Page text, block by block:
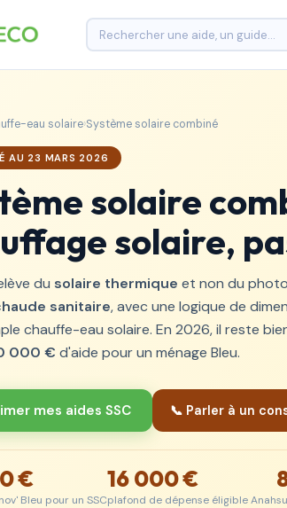
eau solaire›Système solaire combiné
AU 23 MARS 2026
solaire
solaire,
du solaire thermique et non du
sanitaire, avec une logique de
chauffe-eau solaire. En 2026, il reste
000 € d'aide pour un ménage Bleu.
mes aides SSC 📞 Parler à un
€
Bleu pour un SSC
16 000 €
plafond de dépense éligible Anah